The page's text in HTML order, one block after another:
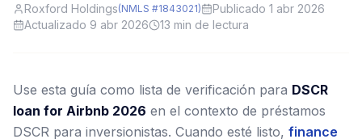
Roxford Holdings(NMLS #1843021)
Publicado 1 abr 2026
Actualizado 9 abr 2026
13 min de lectura
Use esta guía como lista de verificación para DSCR
loan for Airbnb 2026 en el contexto de préstamos
DSCR para inversionistas. Cuando esté listo, finance